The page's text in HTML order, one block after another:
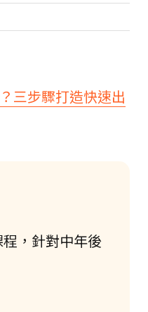
三步驟打造快速出
，針對中年後